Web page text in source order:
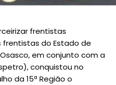
frentistas
do Estado de
em conjunto com a
conquistou no
da 15ª Região o